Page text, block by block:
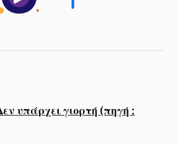
υπάρχει γιορτή (πηγή :